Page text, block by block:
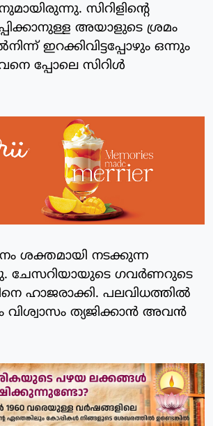
സിറിളിന്റെ
അയാളുടെ ശ്രമം
ഇറക്കിവിട്ടപ്പോഴും ഒന്നും
പ്പോലെ സിറിള്‍
ശക്തമായി നടക്കുന്ന
ചേസറിയായുടെ ഗവര്‍ണറുടെ
ഹാജരാക്കി. പലവിധത്തില്‍
വിശ്വാസം ത്യജിക്കാന്‍ അവന്‍